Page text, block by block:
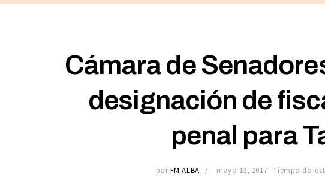
Cámara de
designación de
penal para
por FM ALBA mayo 13, 2017 Tiempo de